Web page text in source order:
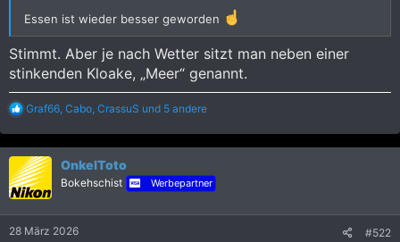
Essen ist wieder besser geworden
Stimmt. Aber je nach Wetter sitzt man neben einer
stinkenden Kloake, „Meer“ genannt.
R
a
k
t
i
o
n
Graf66 Cabo CrassuS und 5 andere
OnkelToto
Bokehschist Werbepartner
28 März 2026 #522